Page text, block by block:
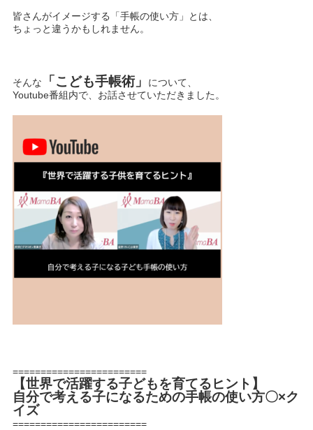
皆さんがイメージする「手帳の使い方」とは、
ちょっと違うかもしれません。
そんな 「こども手帳術」
について、
Youtube番組内で、お話させていただきました。
========================
【世界で活躍する子どもを育てるヒント】
自分で考える子になるための手帳の使い方〇×ク
イズ
========================